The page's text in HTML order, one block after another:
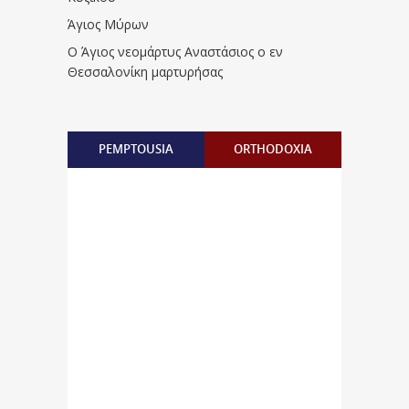
Άγιος Μύρων
Ο Άγιος νεομάρτυς Αναστάσιος ο εν
Θεσσαλονίκη μαρτυρήσας
PEMPTOUSIA ORTHODOXIA